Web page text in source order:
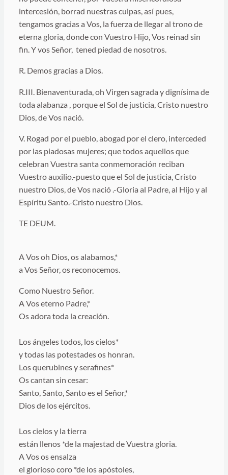
intercesión, borrad nuestras culpas, así pues,
tengamos gracias a Vos, la fuerza de llegar al trono de
eterna gloria, donde con Vuestro Hijo, Vos reinad sin
fin. Y vos Señor, tened piedad de nosotros.
R. Demos gracias a Dios.
R.III. Bienaventurada, oh Virgen sagrada y dignísima de
toda alabanza , porque el Sol de justicia, Cristo nuestro
Dios, de Vos nació.
V. Rogad por el pueblo, abogad por el clero, interceded
por las piadosas mujeres; que todos aquellos que
celebran Vuestra santa conmemoración reciban
Vuestro auxilio.-puesto que el Sol de justicia, Cristo
nuestro Dios, de Vos nació .-Gloria al Padre, al Hijo y al
Espíritu Santo.-Cristo nuestro Dios.
TE DEUM.
A Vos oh Dios, os alabamos,*
a Vos Señor, os reconocemos.
Como Nuestro Señor.
A Vos eterno Padre,*
Os adora toda la creación.
Los ángeles todos, los cielos*
y todas las potestades os honran.
Los querubines y serafines*
Os cantan sin cesar:
Santo, Santo, Santo es el Señor,*
Dios de los ejércitos.
Los cielos y la tierra
están llenos *de la majestad de Vuestra gloria.
A Vos os ensalza
el glorioso coro *de los apóstoles,